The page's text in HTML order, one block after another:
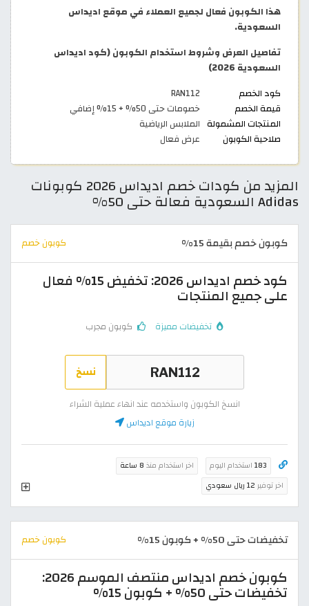
هذا الكوبون فعال لجميع العملاء في موقع اديداس
السعودية.
تفاصيل العرض وشروط استخدام الكوبون (كود اديداس
السعودية 2026)
كود الخصم
RAN112
قيمة الخصم
خصومات حتى 50% + 15% إضافي
المنتجات المشمولة الملابس الرياضية
صلاحية الكوبون
عرض فعال
المزيد من كودات خصم اديداس 2026 كوبونات
Adidas السعودية فعالة حتى 50%
كوبون خصم بقيمة 15% كوبون خصم
كود خصم اديداس 2026: تخفيض 15% فعال
على جميع المنتجات
تخفيضات مميزة كوبون مجرب
نسخ
انسخ الكوبون واستخدمه عند انهاء عملية الشراء
زيارة موقع اديداس
183 استخدام اليوم اخر استخدام منذ 8 ساعة
اخر توفير 12 ريال سعودي
تخفيضات حتى 50% + كوبون 15% كوبون خصم
كوبون خصم اديداس منتصف الموسم 2026:
تخفيضات حتى 50% + كوبون 15%